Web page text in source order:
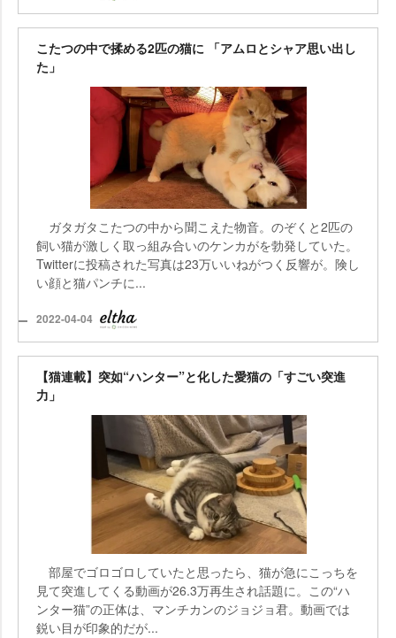
こたつの中で揉める2匹の猫に 「アムロとシャア思い出し
た」
ガタガタこたつの中から聞こえた物音。のぞくと2匹の
飼い猫が激しく取っ組み合いのケンカがを勃発していた。
Twitterに投稿された写真は23万いいねがつく反響が。険し
い顔と猫パンチに...
2022-04-04
【猫連載】突如“ハンター”と化した愛猫の「すごい突進
力」
部屋でゴロゴロしていたと思ったら、猫が急にこっちを
見て突進してくる動画が26.3万再生され話題に。この“ハ
ンター猫”の正体は、マンチカンのジョジョ君。動画では
鋭い目が印象的だが...